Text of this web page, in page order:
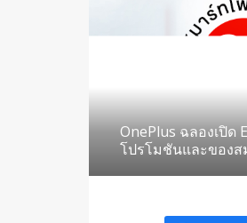
OnePlus ฉลองเปิด
โปรโมชันและของส